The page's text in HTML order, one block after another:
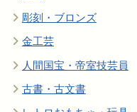
彫刻・ブロンズ
金工芸
人間国宝・帝室技芸員
古書・古文書